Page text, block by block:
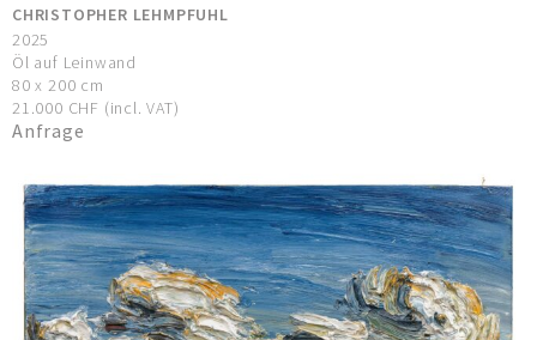
CHRISTOPHER LEHMPFUHL
2025
Öl auf Leinwand
80 x 200 cm
21.000 CHF (incl. VAT)
Anfrage